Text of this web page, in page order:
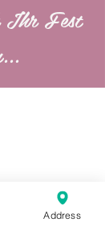
Ihr Fest
Address